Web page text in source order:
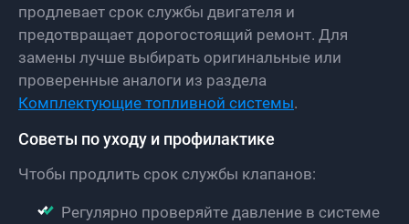
продлевает срок службы двигателя и
предотвращает дорогостоящий ремонт. Для
замены лучше выбирать оригинальные или
проверенные аналоги из раздела
Комплектующие топливной системы.
Советы по уходу и профилактике
Чтобы продлить срок службы клапанов:
Регулярно проверяйте давление в системе